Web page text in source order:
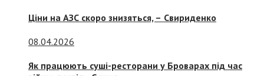
Ціни на АЗС скоро знизяться, – Свириденко
08.04.2026
Як працюють суші-ресторани у Броварах під час